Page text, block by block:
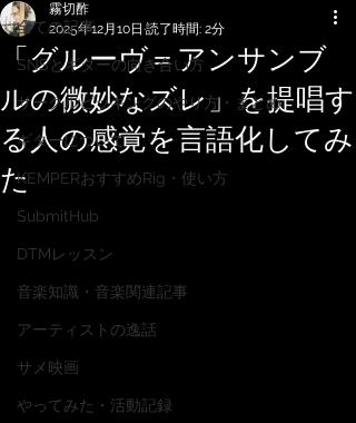
全ての記事
SNSとギターの向き合い方
サークルピッキングのやり方・まとめ
ギターについて
KEMPERおすすめRig・使い方
SubmitHub
DTMレッスン
音楽知識・音楽関連記事
アーティストの逸話
サメ映画
やってみた・活動記録
「グルーヴ＝アンサンブ
ルの微妙なズレ」を提唱す
る人の感覚を言語化してみ
た
霧切酢
2025年12月10日 読了時間: 2分